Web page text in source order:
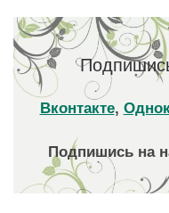
Вконтакте,
Подпишись на